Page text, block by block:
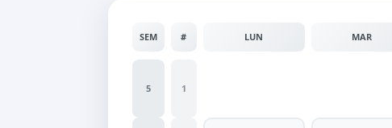
SEM # LUN MAR
5 1